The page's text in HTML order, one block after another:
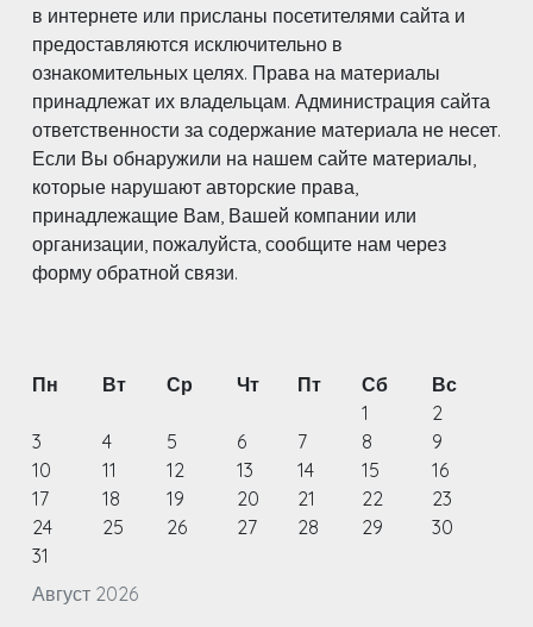
в интернете или присланы посетителями сайта и
предоставляются исключительно в
ознакомительных целях. Права на материалы
принадлежат их владельцам. Администрация сайта
ответственности за содержание материала не несет.
Если Вы обнаружили на нашем сайте материалы,
которые нарушают авторские права,
принадлежащие Вам, Вашей компании или
организации, пожалуйста, сообщите нам через
форму обратной связи.
Август 2026
Пн Вт Ср Чт Пт Сб
Вс
1
2
3
4 5 6 7 8
9
10
11 12 13 14 15
16
17
18 19 20 21 22
23
24
25 26 27 28 29
30
31